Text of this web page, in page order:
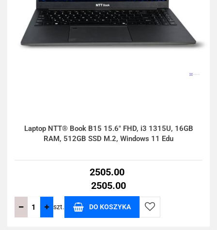
Laptop NTT® Book B15 15.6" FHD, i3 1315U, 16GB
RAM, 512GB SSD M.2, Windows 11 Edu
2505.00
2505.00
szt. DO KOSZYKA